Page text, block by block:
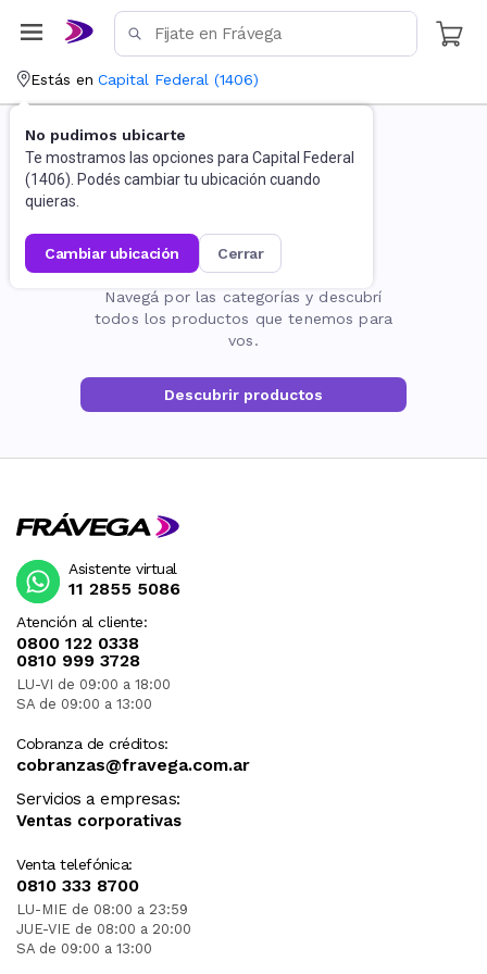
Estás en Capital Federal (1406)
No pudimos ubicarte
Te mostramos las opciones para Capital Federal
(1406). Podés cambiar tu ubicación cuando
quieras.
cambiar ubicación cerrar
La página no existe
Navegá por las categorías y descubrí
todos los productos que tenemos para
vos.
Descubrir productos
Atención al cliente:
0800 122 0338
0810 999 3728
LU-VI de 09:00 a 18:00
SA de 09:00 a 13:00
Cobranza de créditos:
cobranzas@fravega.com.ar
Servicios a empresas:
Ventas corporativas
Venta telefónica:
0810 333 8700
LU-MIE de 08:00 a 23:59
JUE-VIE de 08:00 a 20:00
SA de 09:00 a 13:00
Asistente virtual
11 2855 5086